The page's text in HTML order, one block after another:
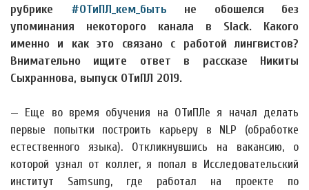
рубрике #ОТиПЛ_кем_быть не обошелся без
упоминания некоторого канала в Slack. Какого
именно и как это связано с работой лингвистов?
Внимательно ищите ответ в рассказе Никиты
Сыхраннова, выпуск ОТиПЛ 2019.
— Еще во время обучения на ОТиПЛе я начал делать
первые попытки построить карьеру в NLP (обработке
естественного языка). Откликнувшись на вакансию, о
которой узнал от коллег, я попал в Исследовательский
институт Samsung, где работал на проекте по